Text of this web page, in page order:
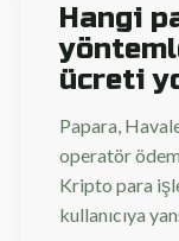
Hangi
ücreti
Papara,
operatör
Kripto para
kullanıcıya